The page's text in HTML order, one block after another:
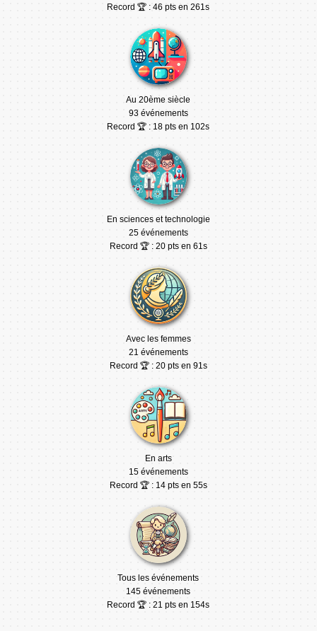
Record 🏆 : 46 pts en 261s
Au 20ème siècle
93 événements
Record 🏆 : 18 pts en 102s
En sciences et technologie
25 événements
Record 🏆 : 20 pts en 61s
Avec les femmes
21 événements
Record 🏆 : 20 pts en 91s
En arts
15 événements
Record 🏆 : 14 pts en 55s
Tous les événements
145 événements
Record 🏆 : 21 pts en 154s